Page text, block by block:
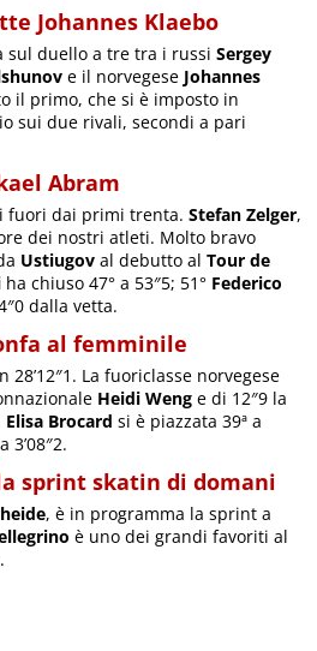
Johannes Klaebo
sul duello a tre tra i russiSergey
e il norvegese Johannes
il primo, che si è imposto in
sui due rivali, secondi a pari
Abram
fuori dai primi trenta.Stefan Zelger,
dei nostri atleti. Molto bravo
Ustiugov al debutto alTour de
ha chiuso 47° a 53″5; 51° Federico
dalla vetta.
al femminile
28’12″1. La fuoriclasse norvegese
Heidi Weng e di 12″9 la
Elisa Brocard si è piazzata 39ª a
a 3’08″2.
sprint skatin di domani
, è in programma la sprint a
è uno dei grandi favoriti al
.